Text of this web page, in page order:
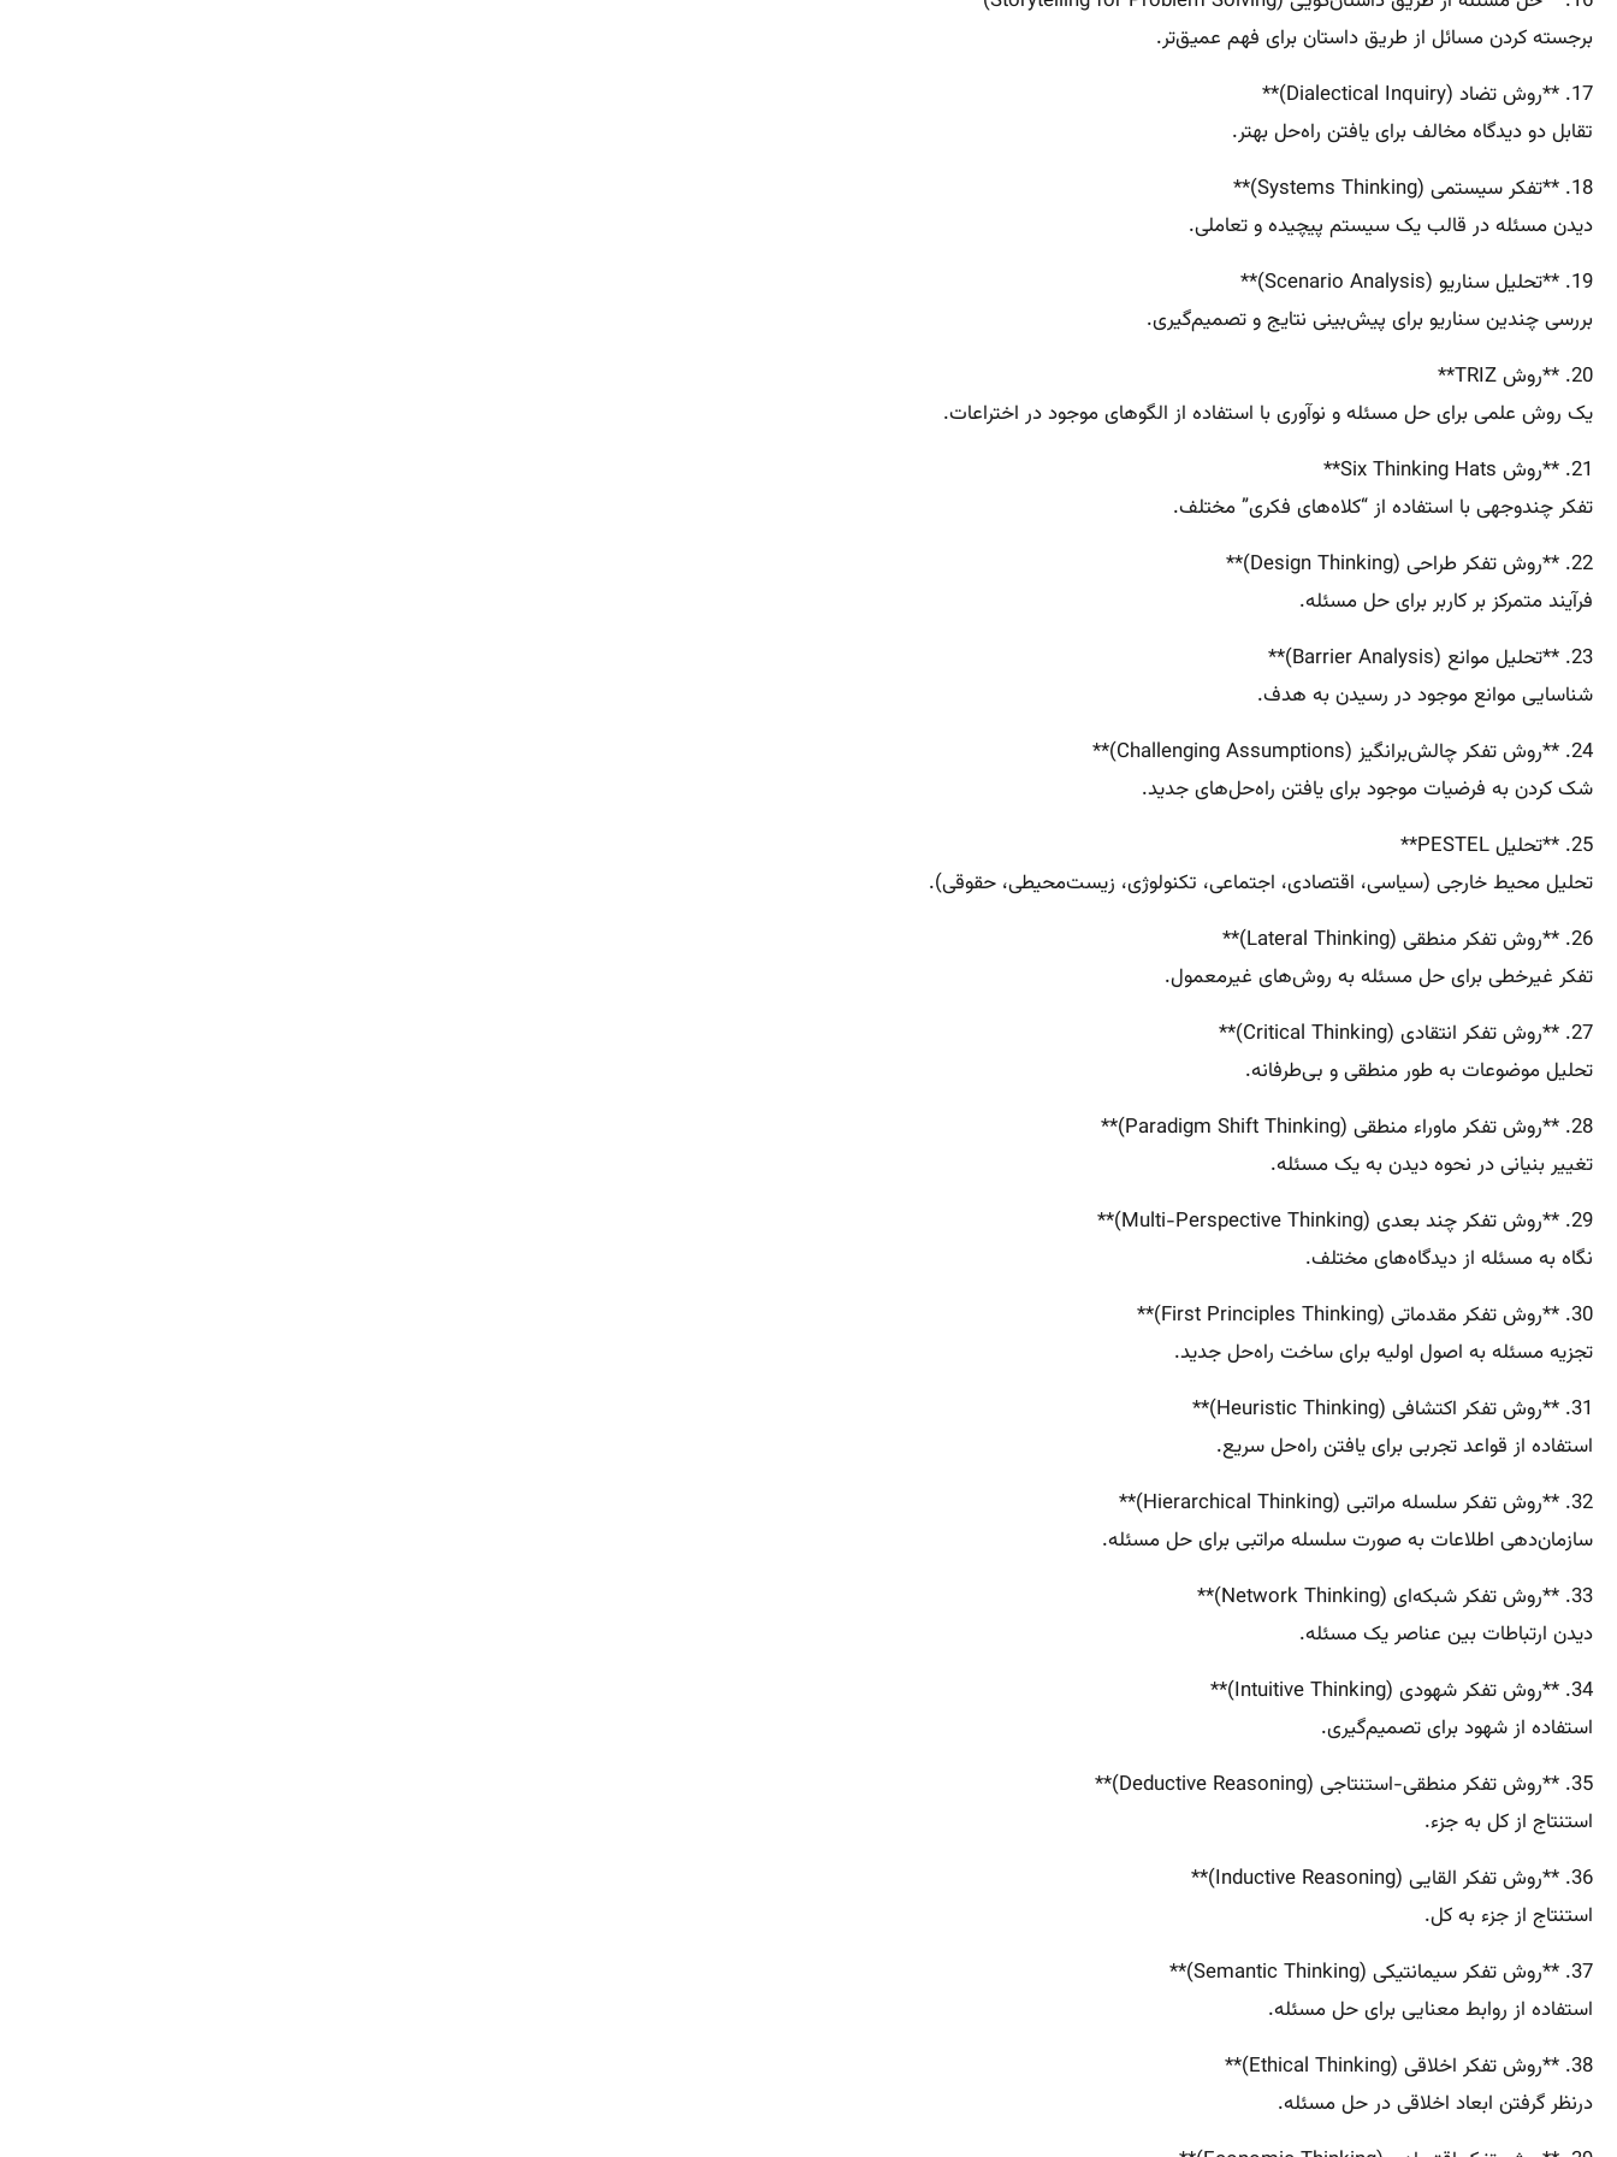
برجسته کردن مسائل از طریق داستان برای فهم عمیق‌تر.
17. **روش تضاد (Dialectical Inquiry)**
تقابل دو دیدگاه مخالف برای یافتن راه‌حل بهتر.
18. **تفکر سیستمی (Systems Thinking)**
دیدن مسئله در قالب یک سیستم پیچیده و تعاملی.
19. **تحلیل سناریو (Scenario Analysis)**
بررسی چندین سناریو برای پیش‌بینی نتایج و تصمیم‌گیری.
20. **روش TRIZ**
یک روش علمی برای حل مسئله و نوآوری با استفاده از الگوهای موجود در اختراعات.
21. **روش Six Thinking Hats**
تفکر چندوجهی با استفاده از “کلاه‌های فکری” مختلف.
22. **روش تفکر طراحی (Design Thinking)**
فرآیند متمرکز بر کاربر برای حل مسئله.
23. **تحلیل موانع (Barrier Analysis)**
شناسایی موانع موجود در رسیدن به هدف.
24. **روش تفکر چالش‌برانگیز (Challenging Assumptions)**
شک کردن به فرضیات موجود برای یافتن راه‌حل‌های جدید.
25. **تحلیل PESTEL**
تحلیل محیط خارجی (سیاسی، اقتصادی، اجتماعی، تکنولوژی، زیست‌محیطی، حقوقی).
26. **روش تفکر منطقی (Lateral Thinking)**
تفکر غیرخطی برای حل مسئله به روش‌های غیرمعمول.
27. **روش تفکر انتقادی (Critical Thinking)**
تحلیل موضوعات به طور منطقی و بی‌طرفانه.
28. **روش تفکر ماوراء منطقی (Paradigm Shift Thinking)**
تغییر بنیانی در نحوه دیدن به یک مسئله.
29. **روش تفکر چند بعدی (Multi-Perspective Thinking)**
نگاه به مسئله از دیدگاه‌های مختلف.
30. **روش تفکر مقدماتی (First Principles Thinking)**
تجزیه مسئله به اصول اولیه برای ساخت راه‌حل جدید.
31. **روش تفکر اکتشافی (Heuristic Thinking)**
استفاده از قواعد تجربی برای یافتن راه‌حل سریع.
32. **روش تفکر سلسله مراتبی (Hierarchical Thinking)**
سازمان‌دهی اطلاعات به صورت سلسله مراتبی برای حل مسئله.
33. **روش تفکر شبکه‌ای (Network Thinking)**
دیدن ارتباطات بین عناصر یک مسئله.
34. **روش تفکر شهودی (Intuitive Thinking)**
استفاده از شهود برای تصمیم‌گیری.
35. **روش تفکر منطقی-استنتاجی (Deductive Reasoning)**
استنتاج از کل به جزء.
36. **روش تفکر القایی (Inductive Reasoning)**
استنتاج از جزء به کل.
37. **روش تفکر سیمانتیکی (Semantic Thinking)**
استفاده از روابط معنایی برای حل مسئله.
38. **روش تفکر اخلاقی (Ethical Thinking)**
درنظر گرفتن ابعاد اخلاقی در حل مسئله.